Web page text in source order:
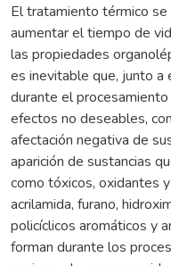
El tratamiento térmico
aumentar el tiempo de
las propiedades
es inevitable que, junto
durante el
efectos no deseables,
afectación negativa de
aparición de sustancias
como tóxicos, oxidantes
acrilamida, furano,
policíclicos aromáticos y
forman durante los